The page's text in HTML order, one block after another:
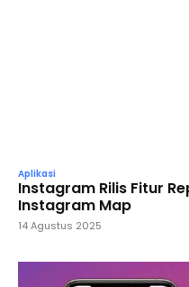
Aplikasi
Instagram Rilis Fitur
Instagram Map
14 Agustus 2025